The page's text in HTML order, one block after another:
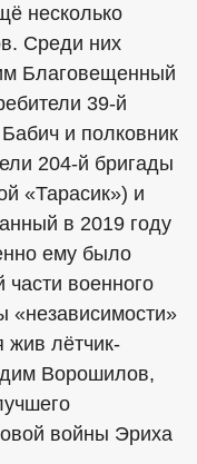
несколько
Среди них
Благовещенный
39-й
и полковник
204-й бригады
«Тарасик») и
в 2019 году
ему было
военного
«независимости»
жив лётчик-
Ворошилов,
войны Эриха